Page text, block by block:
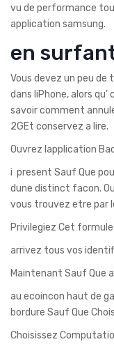
vu de performance
application samsung.
en
Vous devez un peu de
dans liPhone, alors
savoir comment
2GEt conservez a lire.
Ouvrez lapplication
i present Sauf Que
dune distinct facon.
vous trouvez etre par
Privilegiez Cet
arrivez tous vos
Maintenant Sauf Que
au ecoincon haut de
bordure Sauf Que
Choisissez